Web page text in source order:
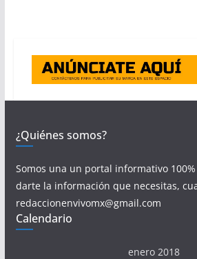
¿Quiénes somos?
Somos una un portal informativo
darte la información que necesitas,
redaccionenvivomx@gmail.com
Calendario
enero 2018